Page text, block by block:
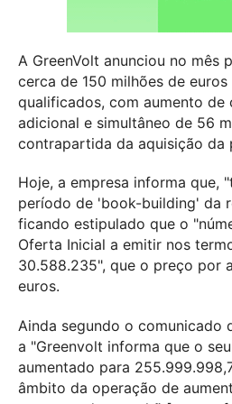
A GreenVolt anunciou no mês
cerca de 150 milhões de
qualificados, com aumento de
adicional e simultâneo de 56
contrapartida da aquisição da
Hoje, a empresa informa que,
período de 'book-building' da
ficando estipulado que o
Oferta Inicial a emitir nos
30.588.235", que o preço por
euros.
Ainda segundo o comunicado
a "Greenvolt informa que o
aumentado para
âmbito da operação de